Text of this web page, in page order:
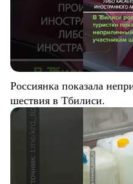
Россиянка показала
шествия в Тбилиси.